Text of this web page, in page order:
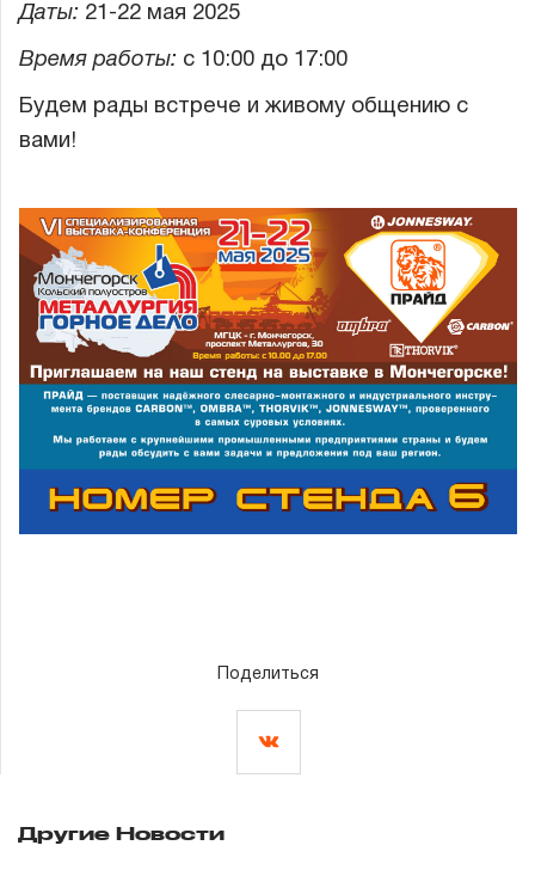
Даты: 21-22 мая 2025
Время работы: с 10:00 до 17:00
Будем рады встрече и живому общению с
вами!
Поделиться
Другие Новости